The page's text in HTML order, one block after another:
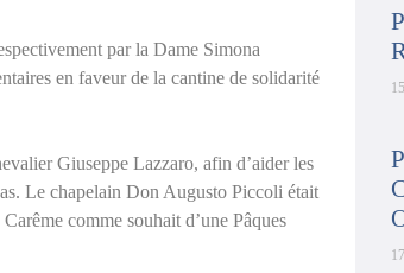
par la Dame Simona
en faveur de la cantine de solidarité
Giuseppe Lazzaro, afin d’aider les
Le chapelain Don Augusto Piccoli était
comme souhait d’une Pâques